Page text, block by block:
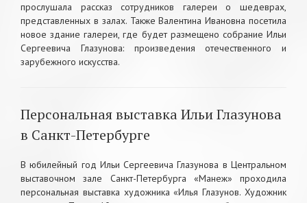
прослушала рассказ сотрудников галереи о шедеврах,
представленных в залах. Также Валентина Ивановна посетила
новое здание галереи, где будет размещено собрание Ильи
Сергеевича Глазунова: произведения отечественного и
зарубежного искусства.
Персональная выставка Ильи Глазунова
в Санкт-Петербурге
В юбилейный год Ильи Сергеевича Глазунова в Центральном
выставочном зале Санкт-Петербурга «Манеж» проходила
персональная выставка художника «Илья Глазунов. Художник